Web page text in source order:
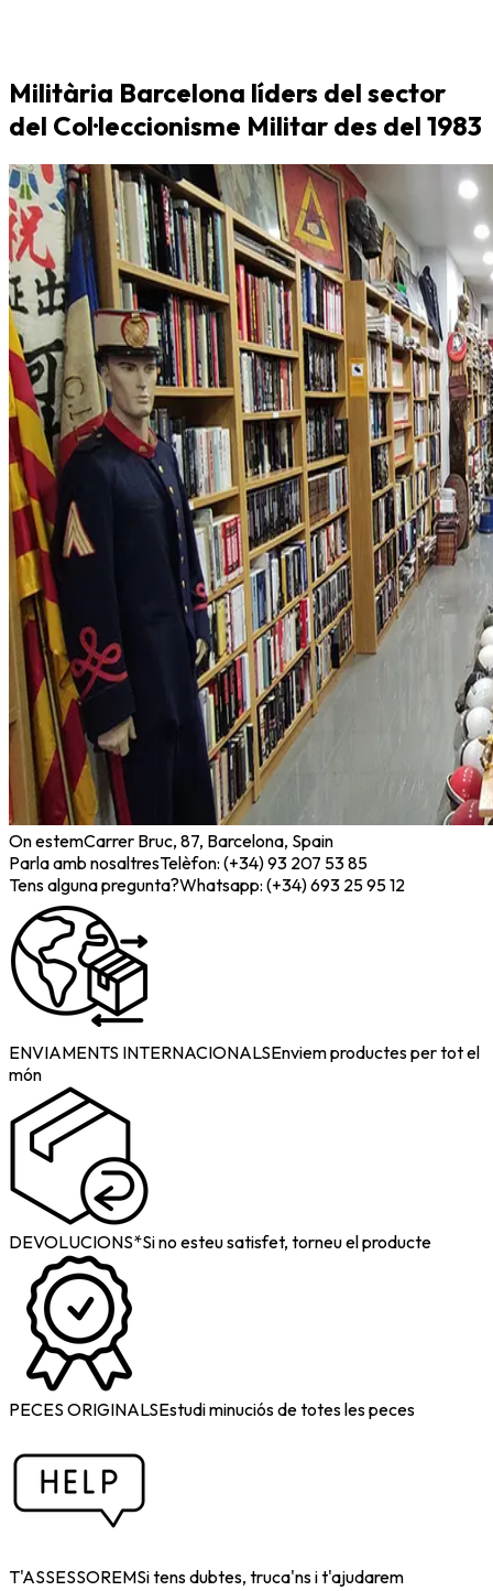
Militària Barcelona líders del sector
del Col·leccionisme Militar des del 1983
On estemCarrer Bruc, 87, Barcelona, Spain
Parla amb nosaltresTelèfon: (+34) 93 207 53 85
Tens alguna pregunta?Whatsapp: (+34) 693 25 95 12
ENVIAMENTS INTERNACIONALSEnviem productes per tot el
món
DEVOLUCIONS*Si no esteu satisfet, torneu el producte
PECES ORIGINALSEstudi minuciós de totes les peces
T'ASSESSOREMSi tens dubtes, truca'ns i t'ajudarem